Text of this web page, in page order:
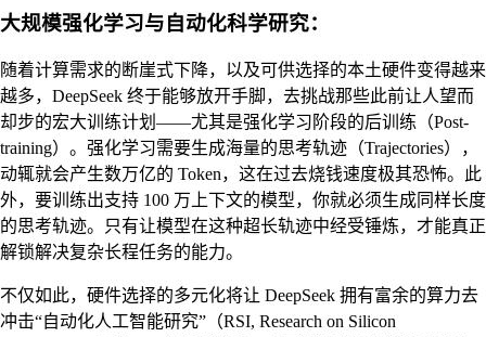
大规模强化学习与自动化科学研究：
随着计算需求的断崖式下降，以及可供选择的本土硬件变得越来
越多，DeepSeek 终于能够放开手脚，去挑战那些此前让人望而
却步的宏大训练计划——尤其是强化学习阶段的后训练（Post-
training）。强化学习需要生成海量的思考轨迹（Trajectories），
动辄就会产生数万亿的 Token，这在过去烧钱速度极其恐怖。此
外，要训练出支持 100 万上下文的模型，你就必须生成同样长度
的思考轨迹。只有让模型在这种超长轨迹中经受锤炼，才能真正
解锁解决复杂长程任务的能力。
不仅如此，硬件选择的多元化将让 DeepSeek 拥有富余的算力去
冲击“自动化人工智能研究”（RSI, Research on Silicon